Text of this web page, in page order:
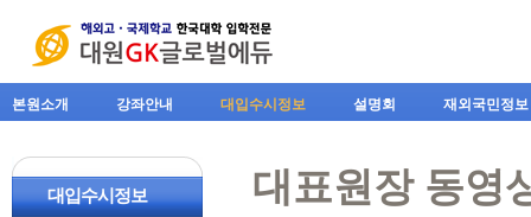
본원소개 강좌안내 대입수시정보 설명회 재외국민정보
대입수시정보 대표원장 동영